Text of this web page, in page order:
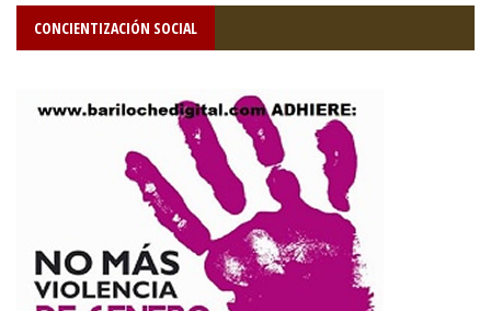
CONCIENTIZACIÓN SOCIAL